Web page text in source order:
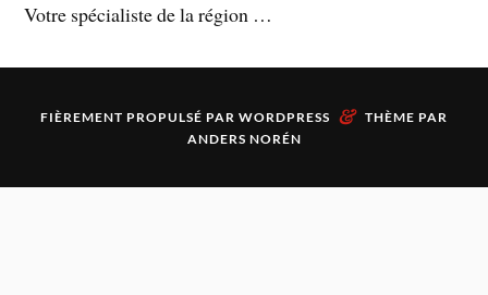
Votre spécialiste de la région …
FIÈREMENT PROPULSÉ PAR WORDPRESS & THÈME PAR
ANDERS NORÉN